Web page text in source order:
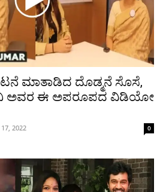
ಮಾತಾಡಿದ ದೊಡ್ಮನೆ ಸೊಸೆ,
ಅವರ ಈ ಅಪರೂಪದ ವಿಡಿಯೋ
17, 2022 0